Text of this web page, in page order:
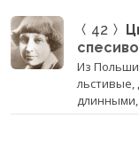
42
Из
льстивые,
длинными,